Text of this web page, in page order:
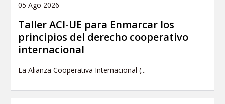
05 Ago 2026
Taller ACI-UE para Enmarcar los
principios del derecho cooperativo
internacional
La Alianza Cooperativa Internacional (...